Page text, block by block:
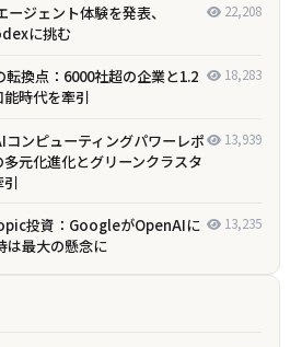
ジェント体験を発表、
に挑む
22,208
転換点：6000社超の企業と1.2
時代を牽引
18,283
コンピューティングパワーレポ
元化進化とグリーンクラスタ
引
13,939
投資：GoogleがOpenAIに
は最大の懸念に
13,235